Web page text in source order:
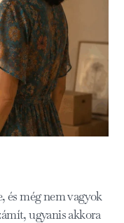
és még nem vagyok
ugyanis akkora